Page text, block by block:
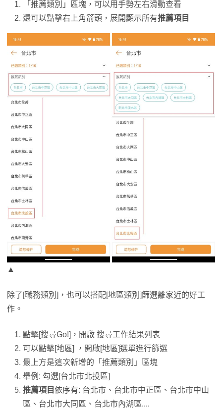
「推薦類別」區塊，可以用手勢左右滑動查看
還可以點擊右上角箭頭，展開顯示所有推薦項目
▲
除了[職務類別]，也可以搭配[地區類別]篩選離家近的好工
作。
點擊[搜尋Go!]，開啟 搜尋工作結果列表
可以點擊[地區] ，開啟[地區]選單進行篩選
最上方是這次新增的「推薦類別」區塊
舉例: 勾選[台北市北投區]
推薦項目依序有: 台北市、台北市中正區、台北市中山
區、台北市大同區、台北市內湖區....